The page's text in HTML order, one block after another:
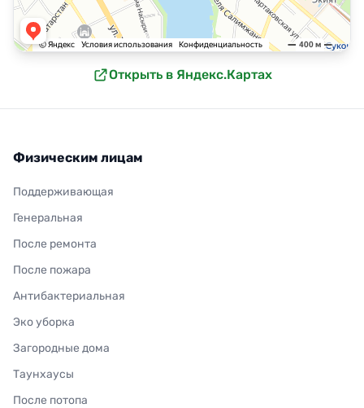
Открыть в Яндекс.Картах
Физическим лицам
Поддерживающая
Генеральная
После ремонта
После пожара
Антибактериальная
Эко уборка
Загородные дома
Таунхаусы
После потопа